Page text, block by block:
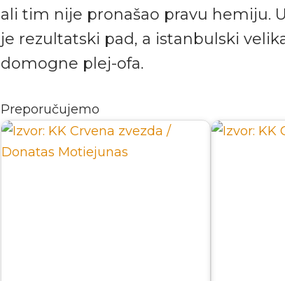
ali tim nije pronašao pravu hemiju.
je rezultatski pad, a istanbulski
domogne plej-ofa.
Preporučujemo